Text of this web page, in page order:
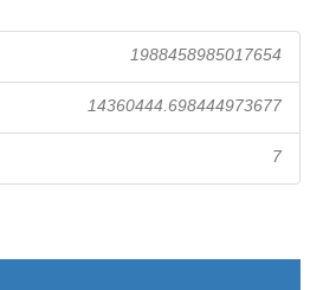
1988458985017654
14360444.698444973677
7